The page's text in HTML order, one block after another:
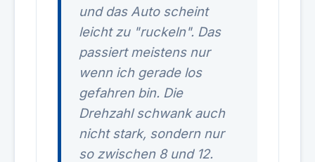
und das Auto scheint
leicht zu "ruckeln". Das
passiert meistens nur
wenn ich gerade los
gefahren bin. Die
Drehzahl schwank auch
nicht stark, sondern nur
so zwischen 8 und 12.